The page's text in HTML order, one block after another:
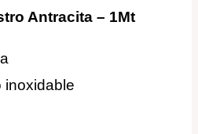
Antracita – 1Mt
inoxidable